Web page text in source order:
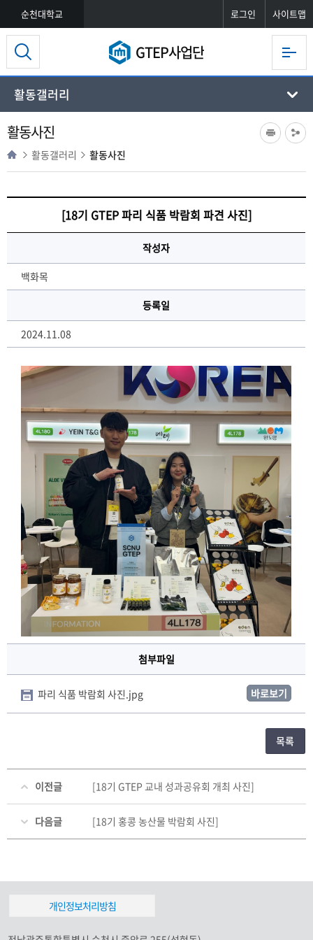
순천대학교 로그인 사이트맵
GTEP사업단
활동갤러리
활동사진
활동갤러리 활동사진
[18기 GTEP 파리 식품 박람회 파견 사진]
작성자
백화목
등록일
2024.11.08
첨부파일
파리 식품 박람회 사진.jpg 바로보기
목록
이전글 [18기 GTEP 교내 성과공유회 개최 사진]
다음글 [18기 홍콩 농산물 박람회 사진]
개인정보처리방침